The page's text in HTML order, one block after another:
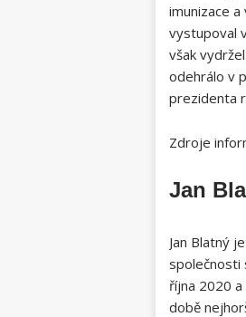
imunizace
vystupoval
však
odehrálo v
prezidenta
Zdroje
Jan
Jan Blatný
společnosti
října 2020
době